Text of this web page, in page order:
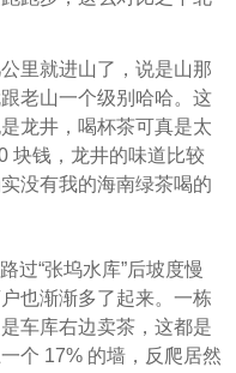
里就进山了，说是山那
老山一个级别哈哈。这
龙井，喝杯茶可真是太
块钱，龙井的味道比较
没有我的海南绿茶喝的
过“张坞水库”后坡度慢
也渐渐多了起来。一栋
车库右边卖茶，这都是
个 17% 的墙，反爬居然